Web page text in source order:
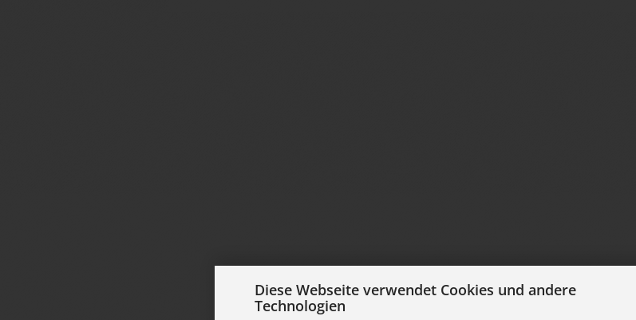
Diese Webseite verwendet Cookies und andere
Technologien